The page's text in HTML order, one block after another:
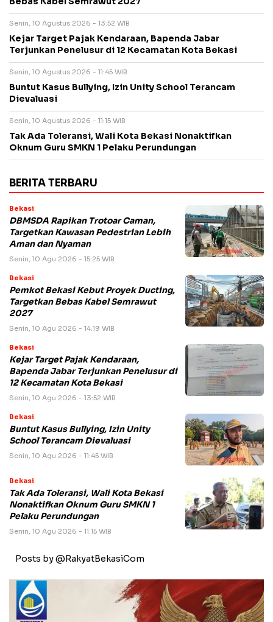
Senin, 10 Agustus 2026 - 13:52 WIB
Kejar Target Pajak Kendaraan, Bapenda Jabar
Terjunkan Penelusur di 12 Kecamatan Kota Bekasi
Senin, 10 Agustus 2026 - 11:45 WIB
Buntut Kasus Bullying, Izin Unity School Terancam
Dievaluasi
Senin, 10 Agustus 2026 - 11:15 WIB
Tak Ada Toleransi, Wali Kota Bekasi Nonaktifkan
Oknum Guru SMKN 1 Pelaku Perundungan
BERITA TERBARU
Bekasi
DBMSDA Rapikan Trotoar Caman,
Targetkan Kawasan Pedestrian Lebih
Aman dan Nyaman
Senin, 10 Agu 2026 - 15:25 WIB
Bekasi
Pemkot Bekasi Kebut Proyek Ducting,
Targetkan Bebas Kabel Semrawut
2027
Senin, 10 Agu 2026 - 14:19 WIB
Bekasi
Kejar Target Pajak Kendaraan,
Bapenda Jabar Terjunkan Penelusur di
12 Kecamatan Kota Bekasi
Senin, 10 Agu 2026 - 13:52 WIB
Bekasi
Buntut Kasus Bullying, Izin Unity
School Terancam Dievaluasi
Senin, 10 Agu 2026 - 11:45 WIB
Bekasi
Tak Ada Toleransi, Wali Kota Bekasi
Nonaktifkan Oknum Guru SMKN 1
Pelaku Perundungan
Senin, 10 Agu 2026 - 11:15 WIB
Posts by @RakyatBekasiCom